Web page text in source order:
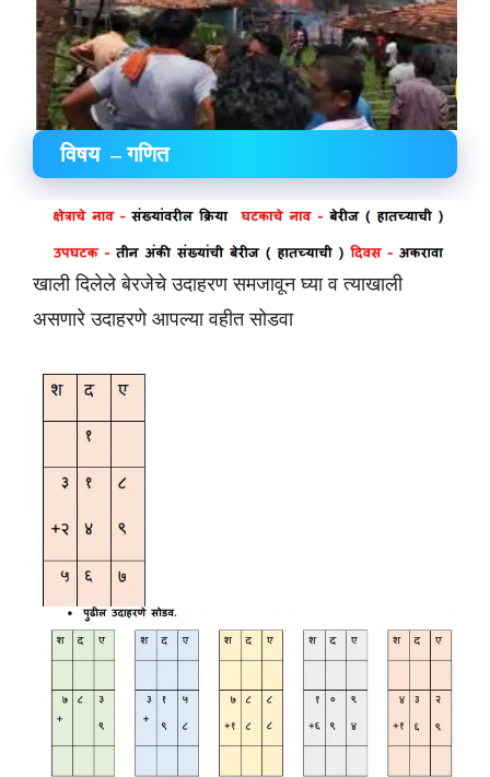
विषय – गणित
खाली दिलेले बेरजेचे उदाहरण समजावून घ्या व त्याखाली
असणारे उदाहरणे आपल्या वहीत सोडवा